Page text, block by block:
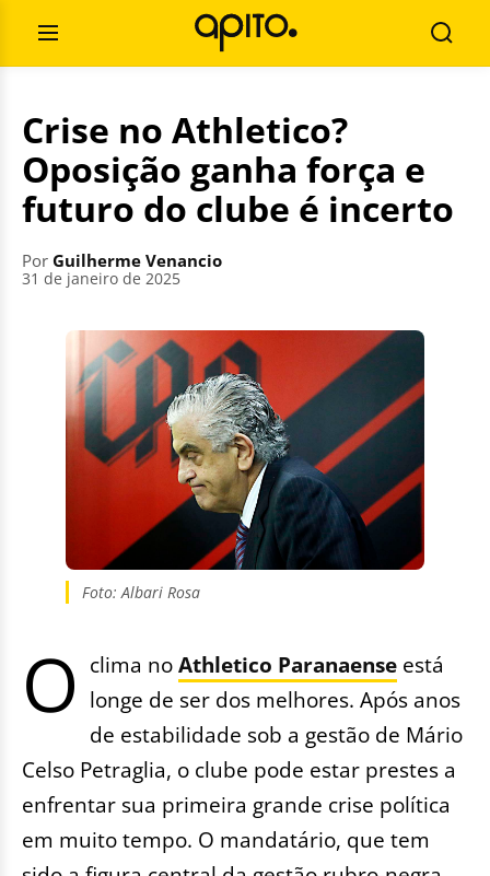
conteúdo
Abrir
Menu
por:
Crise no Athletico?
Oposição ganha força e
futuro do clube é incerto
Por Guilherme Venancio
31 de janeiro de 2025
Foto: Albari Rosa
O clima noAthletico Paranaense está
longe de ser dos melhores. Após anos
de estabilidade sob a gestão de Mário
Celso Petraglia, o clube pode estar prestes a
enfrentar sua primeira grande crise política
em muito tempo. O mandatário, que tem